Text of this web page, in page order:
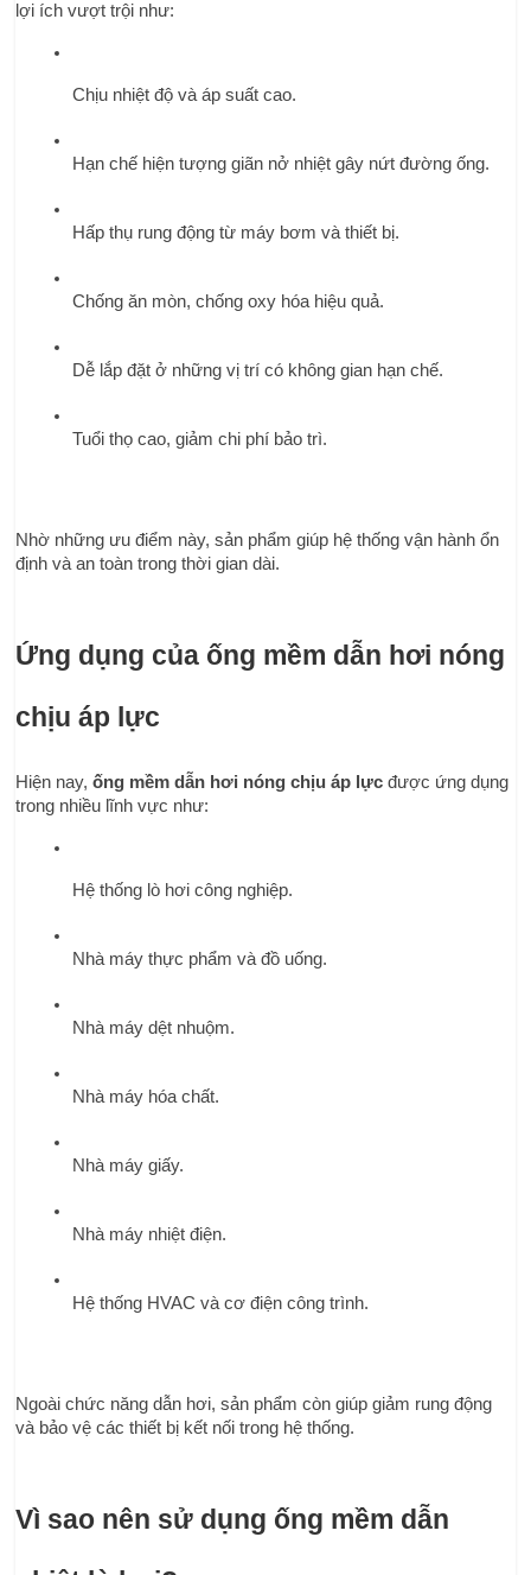
lợi ích vượt trội như:
Chịu nhiệt độ và áp suất cao.
Hạn chế hiện tượng giãn nở nhiệt gây nứt đường ống.
Hấp thụ rung động từ máy bơm và thiết bị.
Chống ăn mòn, chống oxy hóa hiệu quả.
Dễ lắp đặt ở những vị trí có không gian hạn chế.
Tuổi thọ cao, giảm chi phí bảo trì.
Nhờ những ưu điểm này, sản phẩm giúp hệ thống vận hành ổn
định và an toàn trong thời gian dài.
Ứng dụng của ống mềm dẫn hơi nóng
chịu áp lực
Hiện nay, ống mềm dẫn hơi nóng chịu áp lực được ứng dụng
trong nhiều lĩnh vực như:
Hệ thống lò hơi công nghiệp.
Nhà máy thực phẩm và đồ uống.
Nhà máy dệt nhuộm.
Nhà máy hóa chất.
Nhà máy giấy.
Nhà máy nhiệt điện.
Hệ thống HVAC và cơ điện công trình.
Ngoài chức năng dẫn hơi, sản phẩm còn giúp giảm rung động
và bảo vệ các thiết bị kết nối trong hệ thống.
Vì sao nên sử dụng ống mềm dẫn